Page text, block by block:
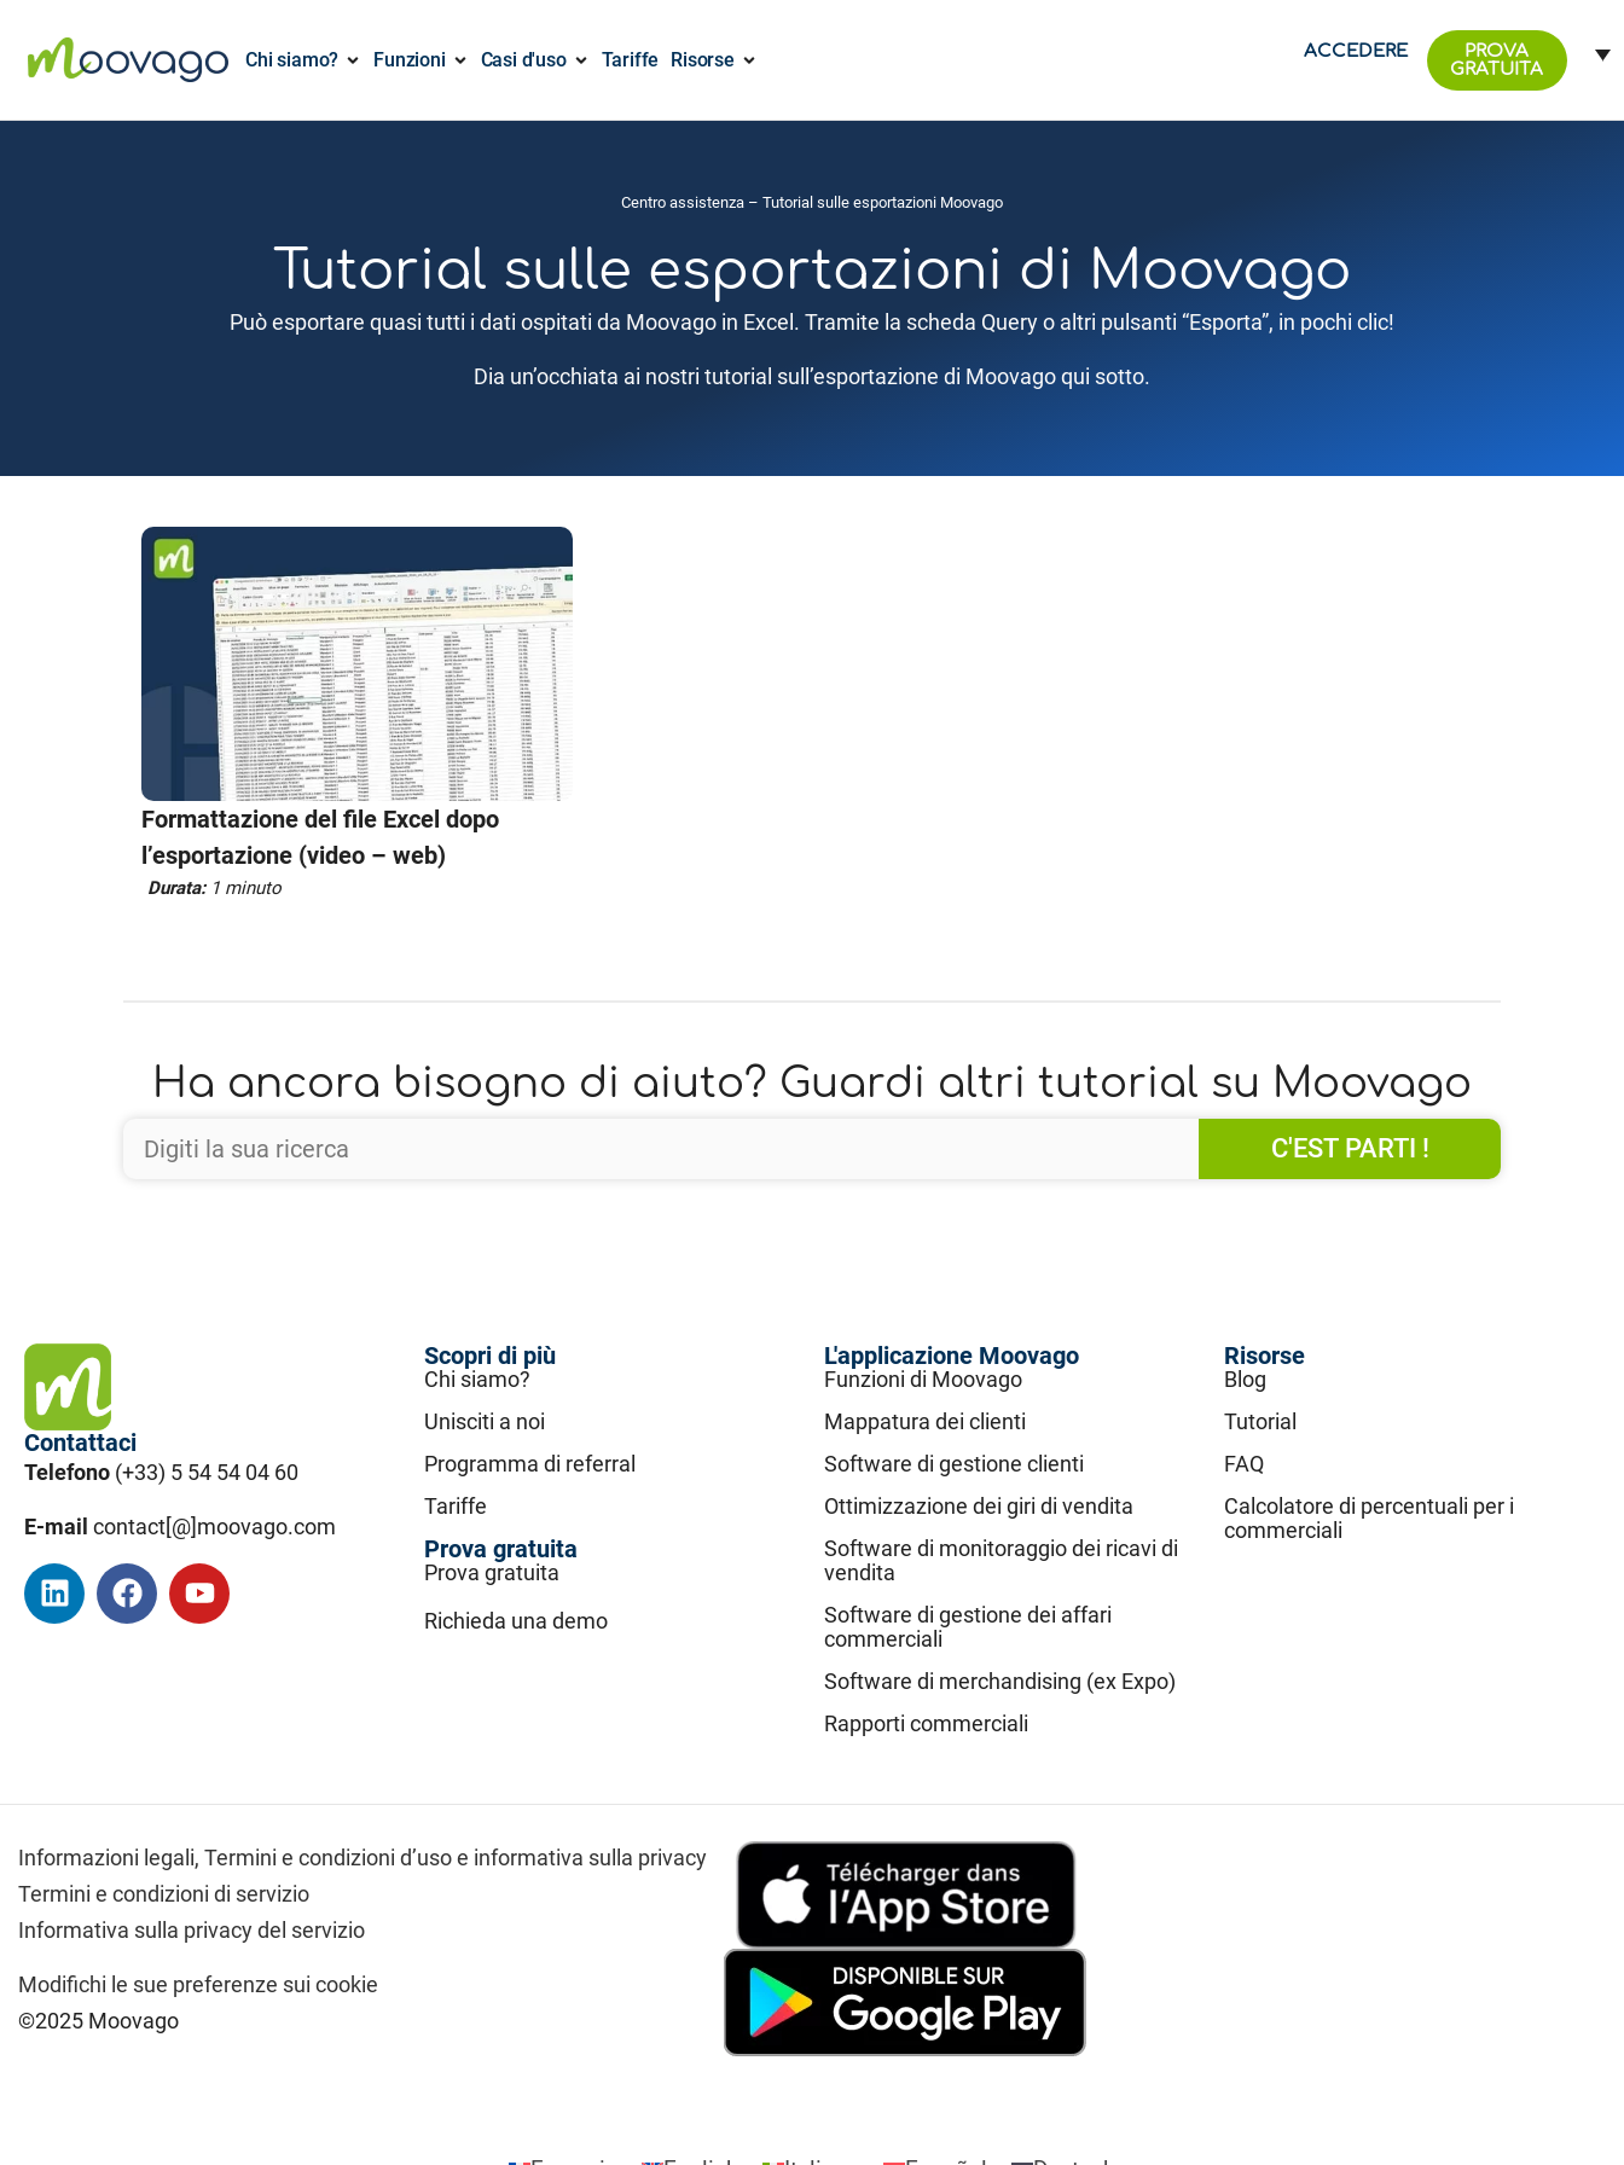
Chi siamo? Funzioni Casi d'uso Tariffe Risorse ACCEDERE
PROVA
GRATUITA
Centro assistenza – Tutorial sulle esportazioni Moovago
Tutorial sulle esportazioni di Moovago
Può esportare quasi tutti i dati ospitati da Moovago in Excel. Tramite la scheda Query o altri pulsanti “Esporta”, in pochi clic!
Dia un’occhiata ai nostri tutorial sull’esportazione di Moovago qui sotto.
Formattazione del file Excel dopo
l’esportazione (video – web)
Durata: 1 minuto
Ha ancora bisogno di aiuto? Guardi altri tutorial su Moovago
C'EST PARTI !
Contattaci
Telefono (+33) 5 54 54 04 60
E-mail contact[@]moovago.com
Scopri di più
Chi siamo?
Unisciti a noi
Programma di referral
Tariffe
Prova gratuita
Prova gratuita
Richieda una demo
L'applicazione Moovago
Funzioni di Moovago
Mappatura dei clienti
Software di gestione clienti
Ottimizzazione dei giri di vendita
Software di monitoraggio dei ricavi di
vendita
Software di gestione dei affari
commerciali
Software di merchandising (ex Expo)
Rapporti commerciali
Risorse
Blog
Tutorial
FAQ
Calcolatore di percentuali per i
commerciali
Informazioni legali, Termini e condizioni d’uso e informativa sulla privacy
Termini e condizioni di servizio
Informativa sulla privacy del servizio
Modifichi le sue preferenze sui cookie
©2025 Moovago